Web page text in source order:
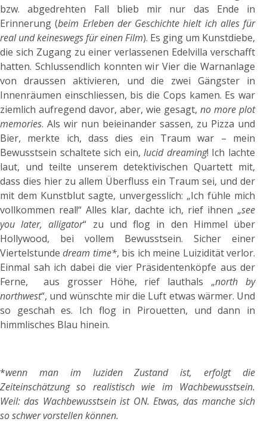
bzw. abgedrehten Fall blieb mir nur das Ende in
Erinnerung (beim Erleben der Geschichte hielt ich alles für
real und keineswegs für einen Film). Es ging um Kunstdiebe,
die sich Zugang zu einer verlassenen Edelvilla verschafft
hatten. Schlussendlich konnten wir Vier die Warnanlage
von draussen aktivieren, und die zwei Gängster in
Innenräumen einschliessen, bis die Cops kamen. Es war
ziemlich aufregend davor, aber, wie gesagt, no more plot
memories. Als wir nun beieinander sassen, zu Pizza und
Bier, merkte ich, dass dies ein Traum war – mein
Bewusstsein schaltete sich ein,lucid dreaming! Ich lachte
laut, und teilte unserem detektivischen Quartett mit,
dass dies hier zu allem Überfluss ein Traum sei, und der
mit dem Kunstblut sagte, unvergesslich: „Ich fühle mich
vollkommen real!“ Alles klar, dachte ich, rief ihnen „see
you later, alligator“ zu und flog in den Himmel über
Hollywood, bei vollem Bewusstsein. Sicher einer
Viertelstundedream time*, bis ich meine Luizidität verlor.
Einmal sah ich dabei die vier Präsidentenköpfe aus der
Ferne, aus grosser Höhe, rief lauthals „north by
northwest“, und wünschte mir die Luft etwas wärmer. Und
so geschah es. Ich flog in Pirouetten, und dann in
himmlisches Blau hinein.
*wenn man im luziden Zustand ist, erfolgt die
Zeiteinschätzung so realistisch wie im Wachbewusstsein.
Weil: das Wachbewusstsein ist ON. Etwas, das manche sich
so schwer vorstellen können.